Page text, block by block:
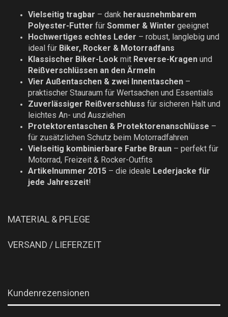
Vielseitig tragbar – dank herausnehmbarem
Polyester-Futter für Sommer & Winter geeignet
Hochwertiges echtes Leder – robust, langlebig und
ideal für Biker, Rocker & Motorradfans
Klassischer Biker-Look mit Reverse-Kragen und
Reißverschlüssen an den Ärmeln
Vier Außentaschen & zwei Innentaschen –
praktischer Stauraum für Wertsachen und Essentials
Zuverlässiger Reißverschluss für sicheren Halt und
leichtes An- und Ausziehen
Protektorentaschen & Protektorenanschlüsse –
für zusätzlichen Schutz beim Motorradfahren
Vielseitig kombinierbare Farbe Braun – perfekt für
Motorrad, Freizeit & Rocker-Outfits
Artikelnummer 2015 – die ideale Lederjacke für
jede Jahreszeit!
MATERIAL & PFLEGE
VERSAND / LIEFERZEIT
Kundenrezensionen